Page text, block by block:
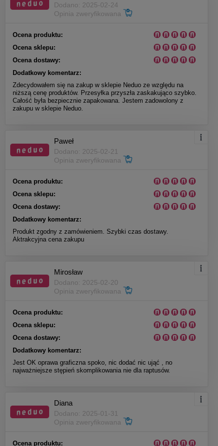
Dodano: 2025-02-24
Opinia zweryfikowana
Ocena produktu:
Ocena sklepu:
Ocena dostawy:
Dodatkowy komentarz:
Zdecydowałem się na zakup w sklepie Neduo ze względu na
niższą cenę produktów. Przesyłka przyszła zaskakująco szybko.
Całość była bezpiecznie zapakowana. Jestem zadowolony z
zakupu w sklepie Neduo.
Paweł
Dodano: 2025-02-21
Opinia zweryfikowana
Ocena produktu:
Ocena sklepu:
Ocena dostawy:
Dodatkowy komentarz:
Produkt zgodny z zamówieniem. Szybki czas dostawy.
Aktrakcyjna cena zakupu
Mirosław
Dodano: 2025-02-20
Opinia zweryfikowana
Ocena produktu:
Ocena sklepu:
Ocena dostawy:
Dodatkowy komentarz:
Jest OK oprawa graficzna spoko, nic dodać nic ująć , no
najważniejsze stępień skomplikowania nie dla raptusów.
Diana
Dodano: 2025-01-31
Opinia zweryfikowana
Ocena produktu: